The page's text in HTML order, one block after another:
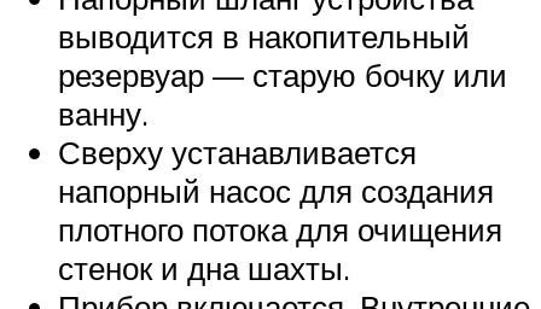
выводится в накопительный
резервуар — старую бочку или
ванну.
Сверху устанавливается
напорный насос для создания
плотного потока для очищения
стенок и дна шахты.